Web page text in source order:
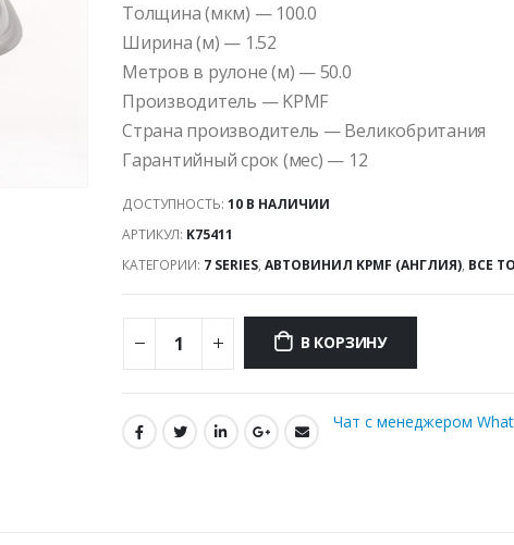
Толщина (мкм) — 100.0
Ширина (м) — 1.52
Метров в рулоне (м) — 50.0
Производитель — KPMF
Страна производитель — Великобритания
Гарантийный срок (мес) — 12
ДОСТУПНОСТЬ: 10 В НАЛИЧИИ
АРТИКУЛ: K75411
КАТЕГОРИИ: 7 SERIES, АВТОВИНИЛ KPMF (АНГЛИЯ), ВСЕ
В КОРЗИНУ
Чат с менеджером